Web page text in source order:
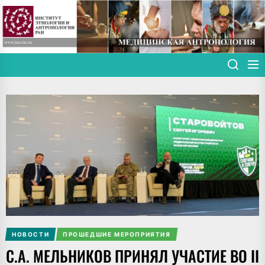
Skip
to
the
content
НОВОСТИ ПРОШЕДШИЕ МЕРОПРИЯТИЯ
С.А. МЕЛЬНИКОВ ПРИНЯЛ УЧАСТИЕ ВО II